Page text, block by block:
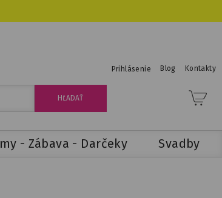
Prihlásenie Blog Kontakty
- Zábava - Darčeky Svadby